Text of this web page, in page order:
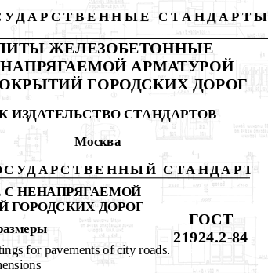
СТАНДАРТЫ
ЖЕЛЕЗОБЕТОННЫЕ
АРМАТУРОЙ
ГОРОДСКИХДОРОГ
ИЗДАТЕЛЬСТВО СТАНДАРТОВ
Москва
НЫЙ СТАНДАРТ
НЕНАПРЯГАЕМОЙ
ГОРОДСКИХ ДОРОГ
for pavements of city roads.
ГОСТ
21924.2-84